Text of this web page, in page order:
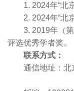
1. 2024年“北
2. 2024年“北
3. 2019年（
评选优秀学者奖。
联系方式：
通信地址：北